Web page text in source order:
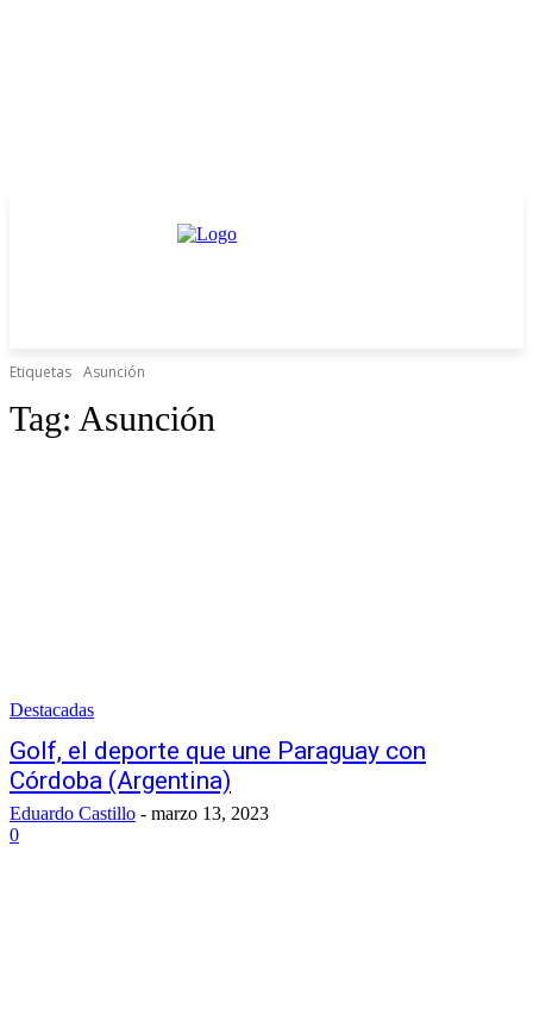
Etiquetas Asunción
Tag: Asunción
Destacadas
Golf, el deporte que une Paraguay con
Córdoba (Argentina)
Eduardo Castillo - marzo 13, 2023
0